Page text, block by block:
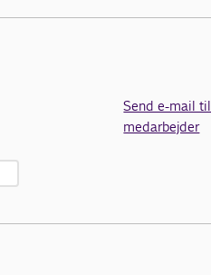
Send e-mail til
medarbejder